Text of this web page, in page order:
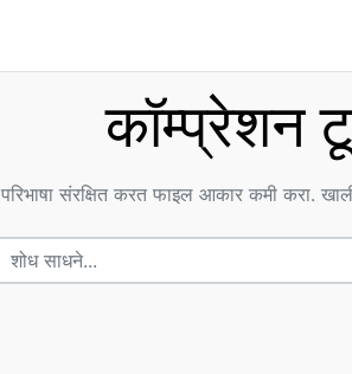
कॉम्प्रेशन
परिभाषा संरक्षित करत फाइल आकार कमी करा.